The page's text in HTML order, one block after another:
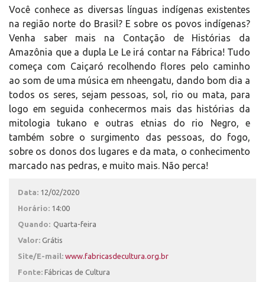
Você conhece as diversas línguas indígenas existentes
na região norte do Brasil? E sobre os povos indígenas?
Venha saber mais na Contação de Histórias da
Amazônia que a dupla Le Le irá contar na Fábrica! Tudo
começa com Caiçaró recolhendo flores pelo caminho
ao som de uma música em nheengatu, dando bom dia a
todos os seres, sejam pessoas, sol, rio ou mata, para
logo em seguida conhecermos mais das histórias da
mitologia tukano e outras etnias do rio Negro, e
também sobre o surgimento das pessoas, do fogo,
sobre os donos dos lugares e da mata, o conhecimento
marcado nas pedras, e muito mais. Não perca!
Data: 12/02/2020
Horário: 14:00
Quando: Quarta-feira
Valor: Grátis
Site/E-mail: www.fabricasdecultura.org.br
Fonte: Fábricas de Cultura